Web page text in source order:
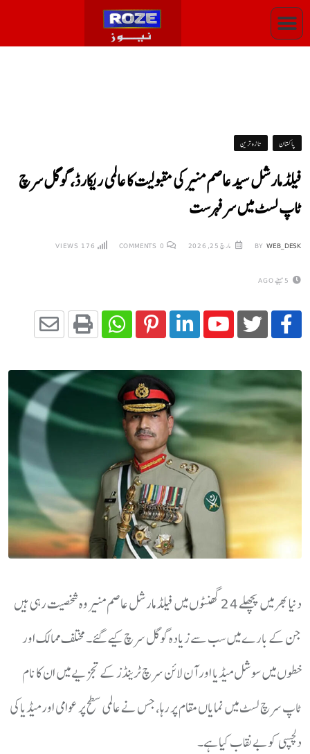
پاکستان تازہ ترین
فیلڈ مارشل سید عاصم منیر کی مقبولیت کا عالمی ریکارڈ، گوگل سرچ
ٹاپ لسٹ میں سر فہرست
BY WEB_DESK مارچ 25, 2026 0
176
5 مہینے AGO
دنیا بھر میں پچھلے 24 گھنٹوں میں فیلڈ مارشل عاصم منیر وہ شخصیت رہی ہیں
جن کے بارے میں سب سے زیادہ گوگل سرچ کیے گئے۔ مختلف ممالک اور
خطوں میں سوشل میڈیا اور آن لائن سرچ ٹرینڈز کے تجزیے میں ان کا نام
ٹاپ سرچ لسٹ میں نمایاں مقام پر رہا، جس نے عالمی سطح پر عوامی اور میڈیا کی
دلچسپی کو بے نقاب کیا ہے۔